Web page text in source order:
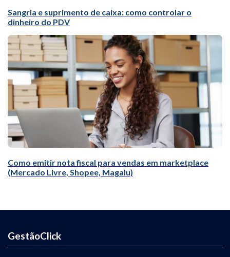
Sangria e suprimento de caixa: como controlar o
dinheiro do PDV
Como emitir nota fiscal para vendas em marketplace
(Mercado Livre, Shopee, Magalu)
GestãoClick